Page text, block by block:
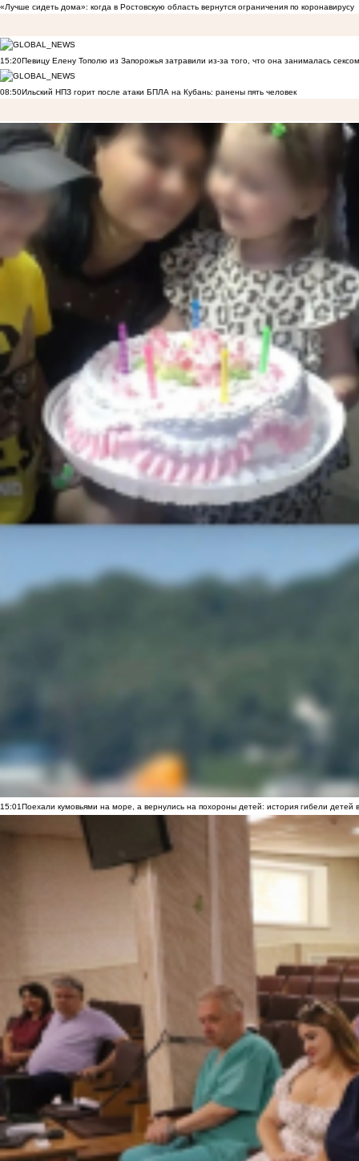
«Лучше сидеть дома»: когда в Ростовскую область вернутся ограничения по коронавирусу
15:20Певицу Елену Тополю из Запорожья затравили из-за того, что она занималась
08:50Ильский НПЗ горит после атаки БПЛА на Кубань: ранены пять человек
15:01Поехали кумовьями на море, а вернулись на похороны детей: история гибели детей